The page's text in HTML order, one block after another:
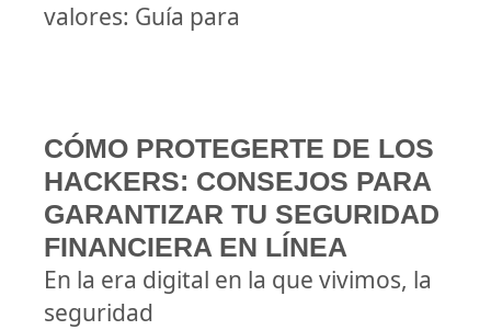
valores: Guía para
CÓMO PROTEGERTE DE LOS
HACKERS: CONSEJOS PARA
GARANTIZAR TU SEGURIDAD
FINANCIERA EN LÍNEA
En la era digital en la que vivimos, la
seguridad